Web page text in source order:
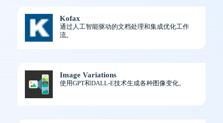
Kofax
通过人工智能驱动的文档处理和集成优化工作
流。
Image Variations
使用GPT和DALL-E技术生成各种图像变化。